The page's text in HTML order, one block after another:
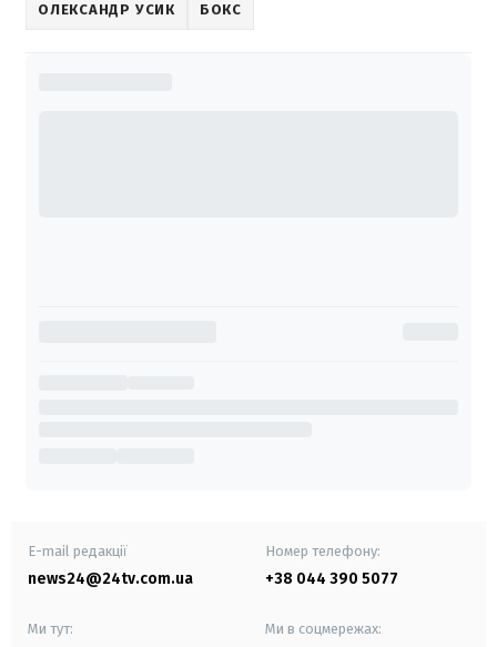
ОЛЕКСАНДР УСИК БОКС
E-mail редакції
news24@24tv.com.ua
Номер телефону:
+38 044 390 5077
Ми тут: Ми в соцмережах: